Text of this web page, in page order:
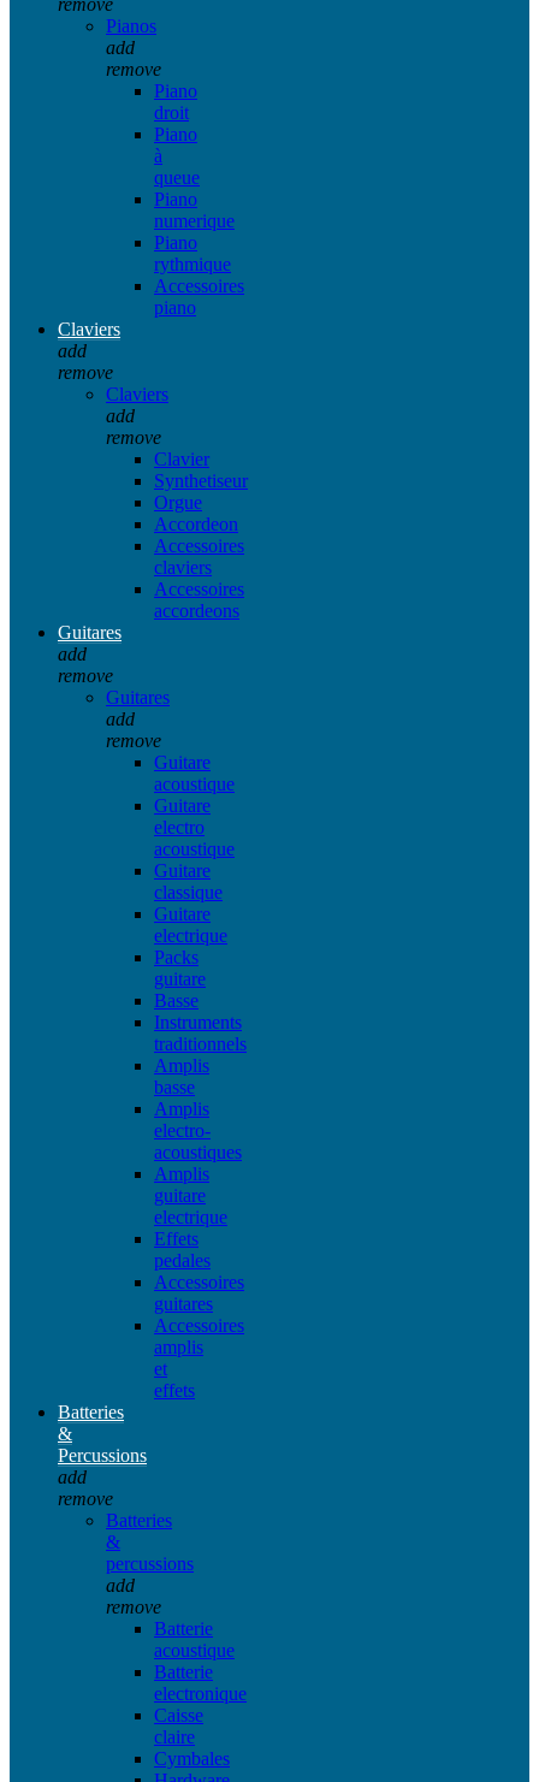
Pianos
add
remove
Piano
droit
Piano
à
queue
Piano
numerique
Piano
rythmique
Accessoires
piano
Claviers
add
remove
Claviers
add
remove
Clavier
Synthetiseur
Orgue
Accordeon
Accessoires
claviers
Accessoires
accordeons
Guitares
add
remove
Guitares
add
remove
Guitare
acoustique
Guitare
electro
acoustique
Guitare
classique
Guitare
electrique
Packs
guitare
Basse
Instruments
traditionnels
Amplis
basse
Amplis
electro-
acoustiques
Amplis
guitare
electrique
Effets
pedales
Accessoires
guitares
Accessoires
amplis
et
effets
Batteries
&
Percussions
add
remove
Batteries
&
percussions
add
remove
Batterie
acoustique
Batterie
electronique
Caisse
claire
Cymbales